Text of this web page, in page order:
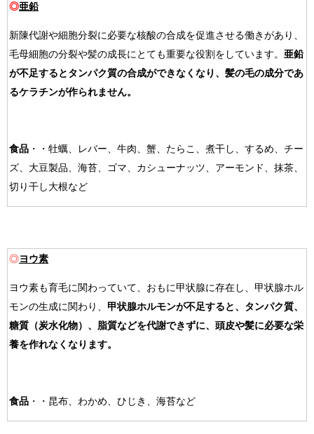
◎亜鉛
新陳代謝や細胞分裂に必要な核酸の合成を促進させる働きがあり、
毛母細胞の分裂や髪の成長にとても重要な役割をしています。 亜鉛
が不足するとタンパク質の合成ができなくなり、髪の毛の成分であ
るケラチンが作られません。
食品 ・・牡蠣、レバー、牛肉、蟹、たらこ、煮干し、するめ、チー
ズ、大豆製品、海苔、ゴマ、カシューナッツ、アーモンド、抹茶、
切り干し大根など
◎ヨウ素
ヨウ素も育毛に関わっていて、おもに甲状腺に存在し、甲状腺ホル
モンの生成に関わり、 甲状腺ホルモンが不足すると、タンパク質、
糖質（炭水化物）、脂質などを代謝できずに、頭皮や髪に必要な栄
養を作れなくなります。
食品 ・・昆布、わかめ、ひじき、海苔など